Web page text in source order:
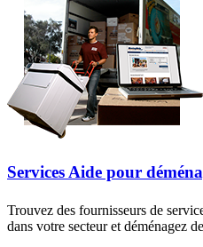
Services Aide pour
Trouvez des fournisseurs de
dans votre secteur et déménagez